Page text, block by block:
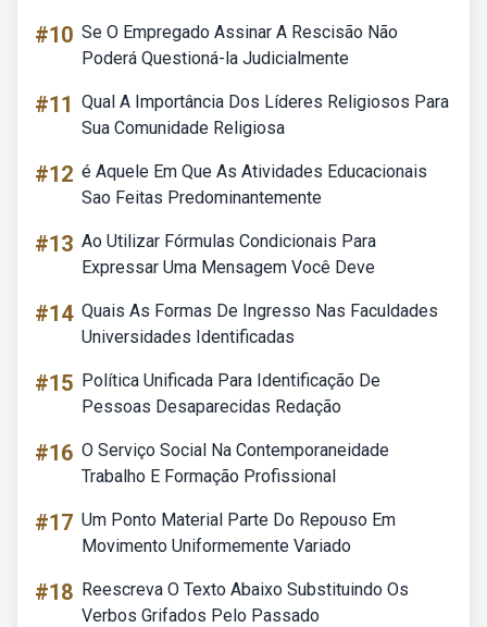
#10 Se O Empregado Assinar A Rescisão Não
Poderá Questioná-la Judicialmente
#11 Qual A Importância Dos Líderes Religiosos Para
Sua Comunidade Religiosa
#12 é Aquele Em Que As Atividades Educacionais
Sao Feitas Predominantemente
#13 Ao Utilizar Fórmulas Condicionais Para
Expressar Uma Mensagem Você Deve
#14 Quais As Formas De Ingresso Nas Faculdades
Universidades Identificadas
#15 Política Unificada Para Identificação De
Pessoas Desaparecidas Redação
#16 O Serviço Social Na Contemporaneidade
Trabalho E Formação Profissional
#17 Um Ponto Material Parte Do Repouso Em
Movimento Uniformemente Variado
#18 Reescreva O Texto Abaixo Substituindo Os
Verbos Grifados Pelo Passado